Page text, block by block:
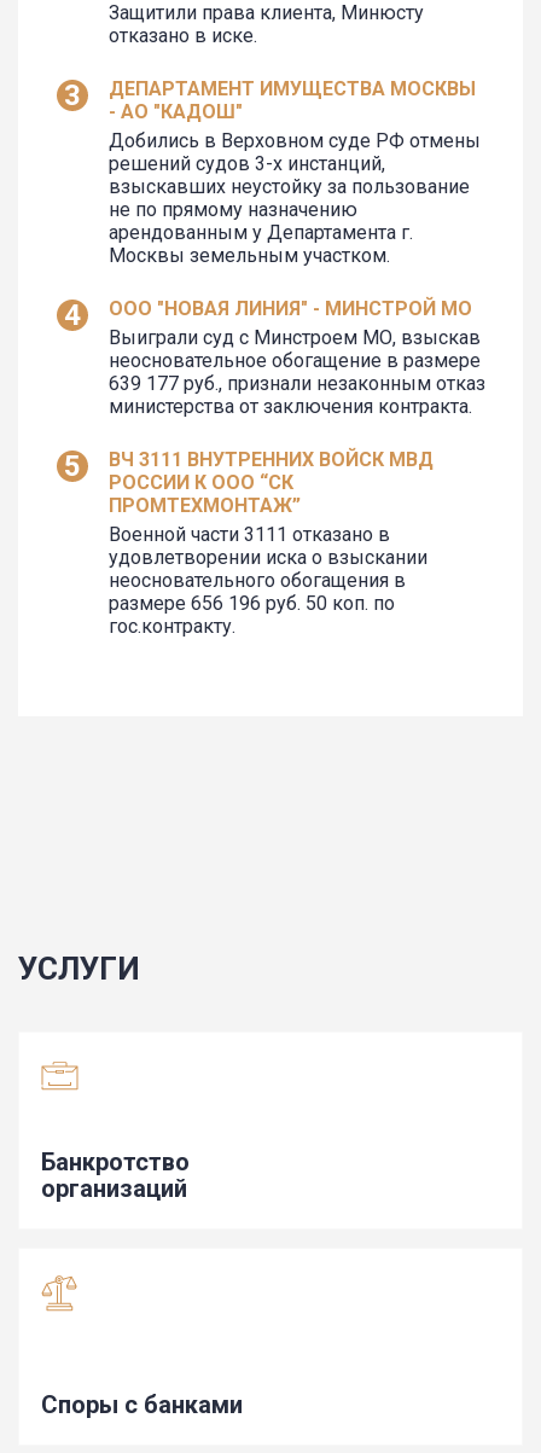
Защитили права клиента, Минюсту
отказано в иске.
ДЕПАРТАМЕНТ ИМУЩЕСТВА МОСКВЫ
- АО "КАДОШ"
Добились в Верховном суде РФ отмены
решений судов 3-х инстанций,
взыскавших неустойку за пользование
не по прямому назначению
арендованным у Департамента г.
Москвы земельным участком.
ООО "НОВАЯ ЛИНИЯ" - МИНСТРОЙ МО
Выиграли суд с Минстроем МО, взыскав
неосновательное обогащение в размере
639 177 руб., признали незаконным отказ
министерства от заключения контракта.
ВЧ 3111 ВНУТРЕННИХ ВОЙСК МВД
РОССИИ К ООО “СК
ПРОМТЕХМОНТАЖ”
Военной части 3111 отказано в
удовлетворении иска о взыскании
неосновательного обогащения в
размере 656 196 руб. 50 коп. по
гос.контракту.
УСЛУГИ
Банкротство
организаций
Споры с банками